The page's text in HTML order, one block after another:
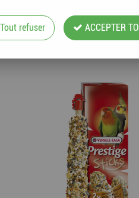
9 articles sur9
Tout refuser ACCEPTER